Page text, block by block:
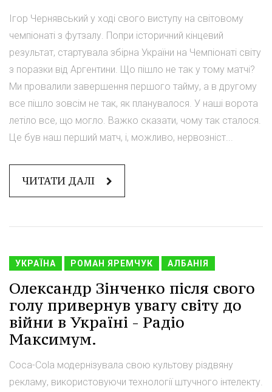
Ігор Чернявський у ході свого виступу на світовому
чемпіонаті з футзалу. Попри історичний кінцевий
результат, стартувала збірна України на Чемпіонаті світу
з поразки від Аргентини. Що пішло не так у тому матчі?
Ми провалили завершення першого тайму, а в другому
все пішло зовсім не так, як планувалося. У наші ворота
летіло все, що могло. Важко сказати, чому так сталося.
Це був наш перший матч, і, можливо, нервозніст...
ЧИТАТИ ДАЛІ
УКРАЇНА РОМАН ЯРЕМЧУК АЛБАНІЯ
Олександр Зінченко після свого
голу привернув увагу світу до
війни в Україні - Радіо
Максимум.
Coca-Cola модернізувала свою культову різдвяну
рекламу, використовуючи технології штучного інтелекту.